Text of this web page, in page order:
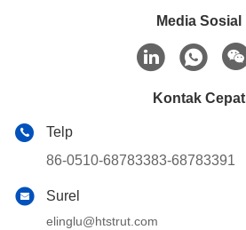
Media Sosial
Kontak Cepat
Telp
86-0510-68783383-68783391
Surel
elinglu@htstrut.com